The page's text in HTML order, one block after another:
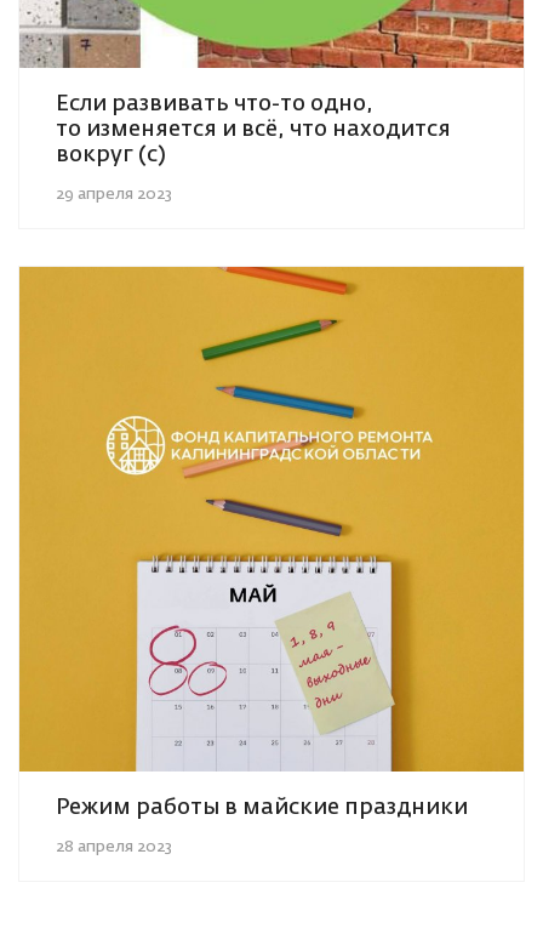
Если развивать что-то одно,
то изменяется и всё, что находится
вокруг (с)
29 апреля 2023
Режим работы в майские праздники
28 апреля 2023